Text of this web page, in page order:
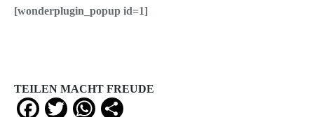
[wonderplugin_popup id=1]
TEILEN MACHT FREUDE
FacebookTwitter WhatsApp